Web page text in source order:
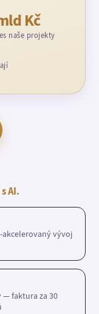
Kč
naše projekty
AI.
akcelerovaný vývoj
— faktura za 30